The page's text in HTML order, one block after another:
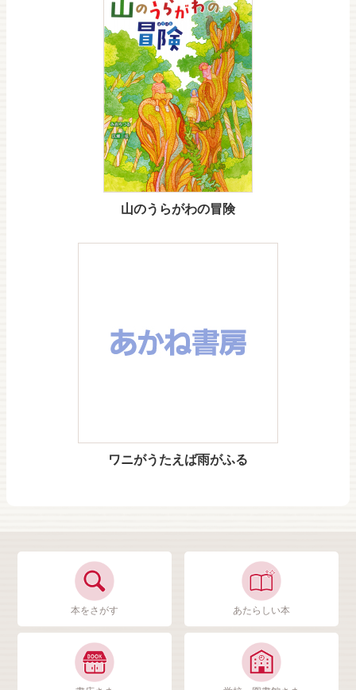
山のうらがわの冒険
ワニがうたえば雨がふる
本をさがす あたらしい本